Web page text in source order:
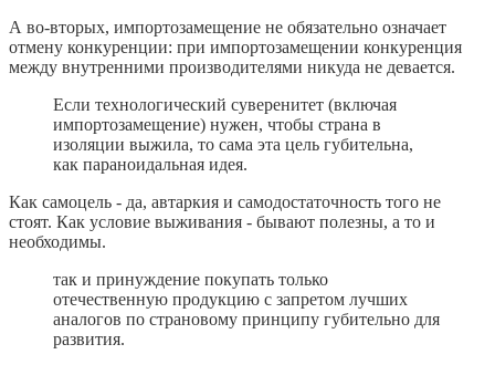
А во-вторых, импортозамещение не обязательно означает
отмену конкуренции: при импортозамещении конкуренция
между внутренними производителями никуда не девается.
Если технологический суверенитет (включая
импортозамещение) нужен, чтобы страна в
изоляции выжила, то сама эта цель губительна,
как параноидальная идея.
Как самоцель - да, автаркия и самодостаточность того не
стоят. Как условие выживания - бывают полезны, а то и
необходимы.
так и принуждение покупать только
отечественную продукцию с запретом лучших
аналогов по страновому принципу губительно для
развития.